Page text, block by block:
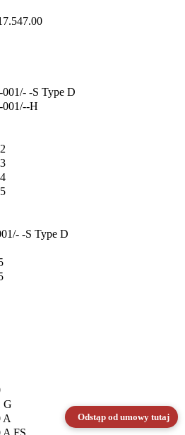
-S Type D
H
-S Type D
G
A
FS
Odstąp od umowy tutaj